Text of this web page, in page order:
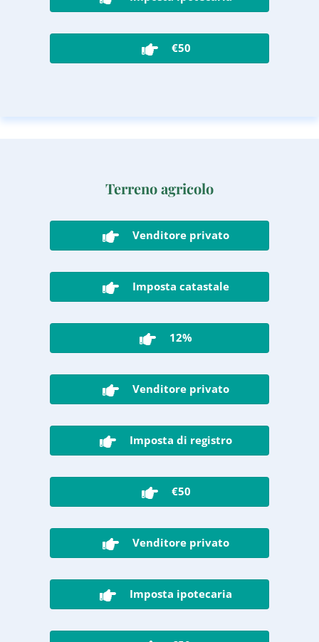
€50
Terreno agricolo
Venditore privato
Imposta catastale
12%
Venditore privato
Imposta di registro
€50
Venditore privato
Imposta ipotecaria